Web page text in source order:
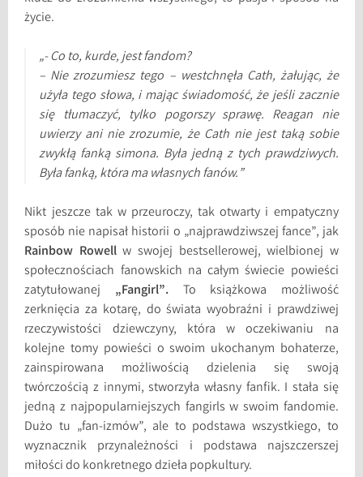
życie.
„- Co to, kurde, jest fandom?
– Nie zrozumiesz tego – westchnęła Cath, żałując, że
użyła tego słowa, i mając świadomość, że jeśli zacznie
się tłumaczyć, tylko pogorszy sprawę. Reagan nie
uwierzy ani nie zrozumie, że Cath nie jest taką sobie
zwykłą fanką simona. Była jedną z tych prawdziwych.
Była fanką, która ma własnych fanów.”
Nikt jeszcze tak w przeuroczy, tak otwarty i empatyczny
sposób nie napisał historii o „najprawdziwszej fance”, jak
Rainbow Rowellw swojej bestsellerowej, wielbionej w
społecznościach fanowskich na całym świecie powieści
zatytułowanej „Fangirl”.To książkowa możliwość
zerknięcia za kotarę, do świata wyobraźni i prawdziwej
rzeczywistości dziewczyny, która w oczekiwaniu na
kolejne tomy powieści o swoim ukochanym bohaterze,
zainspirowana możliwością dzielenia się swoją
twórczością z innymi, stworzyła własny fanfik. I stała się
jedną z najpopularniejszych fangirls w swoim fandomie.
Dużo tu „fan-izmów”, ale to podstawa wszystkiego, to
wyznacznik przynależności i podstawa najszczerszej
miłości do konkretnego dzieła popkultury.